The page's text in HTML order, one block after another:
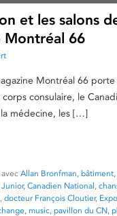
et les salons
Montréal 66
Montréal 66
consulaire, le
médecine, les […]
Allan Bronfman, bâtiment,
, Canadien National,
, docteur François Cloutier,
, music, pavillon du CN,